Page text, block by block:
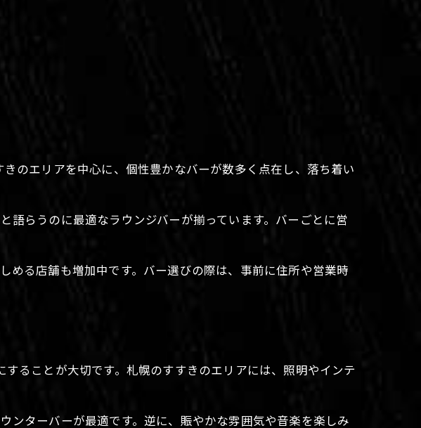
のエリアを中心に、個性豊かなバーが数多く点在し、落ち着い
らうのに最適なラウンジバーが揃っています。バーごとに営
める店舗も増加中です。バー選びの際は、事前に住所や営業時
ることが大切です。札幌のすすきのエリアには、照明やインテ
ンターバーが最適です。逆に、賑やかな雰囲気や音楽を楽しみ